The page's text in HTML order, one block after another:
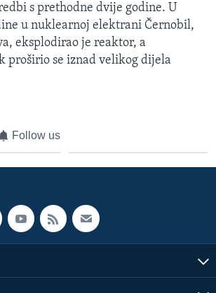
s prethodne dvije godine. U
u nuklearnoj elektrani Černobil,
eksplodirao je reaktor, a
proširio se iznad velikog dijela
Follow us